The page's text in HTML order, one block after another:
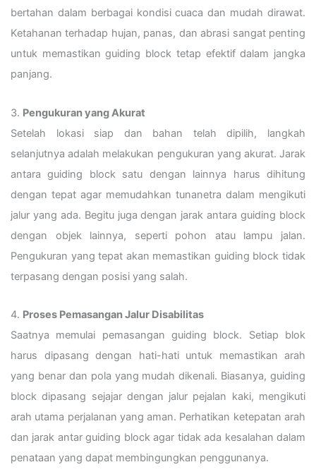
bertahan dalam berbagai kondisi cuaca dan mudah dirawat.
Ketahanan terhadap hujan, panas, dan abrasi sangat penting
untuk memastikan guiding block tetap efektif dalam jangka
panjang.
3. Pengukuran yang Akurat
Setelah lokasi siap dan bahan telah dipilih, langkah
selanjutnya adalah melakukan pengukuran yang akurat. Jarak
antara guiding block satu dengan lainnya harus dihitung
dengan tepat agar memudahkan tunanetra dalam mengikuti
jalur yang ada. Begitu juga dengan jarak antara guiding block
dengan objek lainnya, seperti pohon atau lampu jalan.
Pengukuran yang tepat akan memastikan guiding block tidak
terpasang dengan posisi yang salah.
4. Proses Pemasangan Jalur Disabilitas
Saatnya memulai pemasangan guiding block. Setiap blok
harus dipasang dengan hati-hati untuk memastikan arah
yang benar dan pola yang mudah dikenali. Biasanya, guiding
block dipasang sejajar dengan jalur pejalan kaki, mengikuti
arah utama perjalanan yang aman. Perhatikan ketepatan arah
dan jarak antar guiding block agar tidak ada kesalahan dalam
penataan yang dapat membingungkan penggunanya.